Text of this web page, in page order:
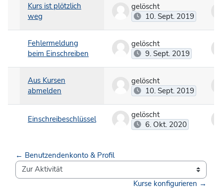
Kurs ist plötzlich
weg
gelöscht
10. Sept. 2019
Fehlermeldung
beim Einschreiben
gelöscht
9. Sept. 2019
Aus Kursen
abmelden
gelöscht
10. Sept. 2019
Einschreibeschlüssel
gelöscht
6. Okt. 2020
← Benutzendenkonto & Profil
Zur Aktivität
Kurse konfigurieren →